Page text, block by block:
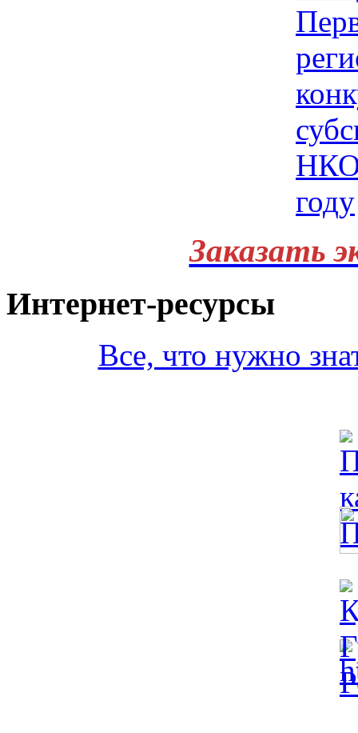
Заказать
Интернет-ресурсы
Все, что нужно